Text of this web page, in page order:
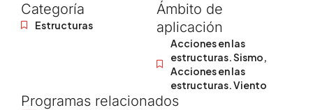
Categoría
Estructuras
Ámbito de
aplicación
Acciones en las
estructuras. Sismo,
Acciones en las
estructuras. Viento
Programas relacionados